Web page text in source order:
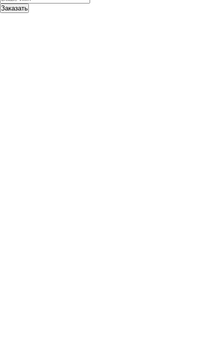
Заказать